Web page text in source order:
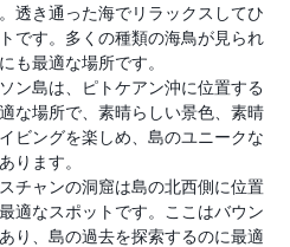
透き通った海でリラックスしてひ
です。多くの種類の海鳥が見られ
も最適な場所です。
ン島は、ピトケアン沖に位置する
な場所で、素晴らしい景色、素晴
ビングを楽しめ、島のユニークな
ります。
チャンの洞窟は島の北西側に位置
適なスポットです。ここはバウン
り、島の過去を探索するのに最適